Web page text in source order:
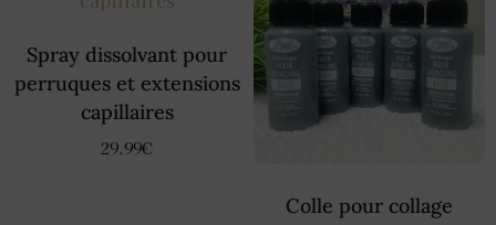
Spray dissolvant pour
perruques et extensions
capillaires
29.99€
Colle pour collage